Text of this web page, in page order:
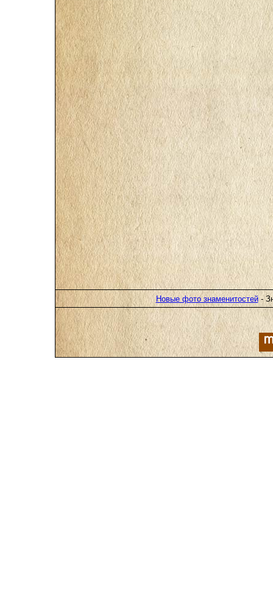
Новые фото знаменитостей-